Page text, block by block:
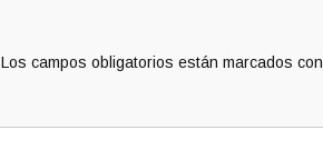
Los campos obligatorios están marcados con